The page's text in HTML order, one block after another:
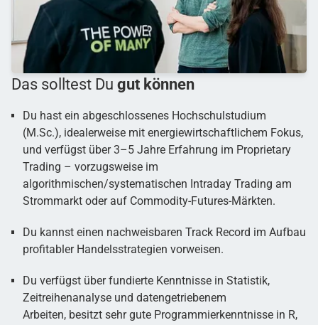
Das solltest Du gut können
Du hast ein abgeschlossenes Hochschulstudium
(M.Sc.), idealerweise mit energiewirtschaftlichem Fokus,
und verfügst über 3–5 Jahre Erfahrung im Proprietary
Trading – vorzugsweise im
algorithmischen/systematischen Intraday Trading am
Strommarkt oder auf Commodity-Futures-Märkten.
Du kannst einen nachweisbaren Track Record im Aufbau
profitabler Handelsstrategien vorweisen.
Du verfügst über fundierte Kenntnisse in Statistik,
Zeitreihenanalyse und datengetriebenem
Arbeiten, besitzt sehr gute Programmierkenntnisse in R,